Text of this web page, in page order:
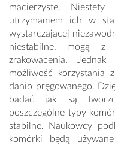
macierzyste.
utrzymaniem ich w
wystarczającej
niestabilne, mogą z
zrakowacenia.
możliwość korzystania
danio pręgowanego.
badać jak są
poszczególne typy
stabilne. Naukowcy
komórki będą